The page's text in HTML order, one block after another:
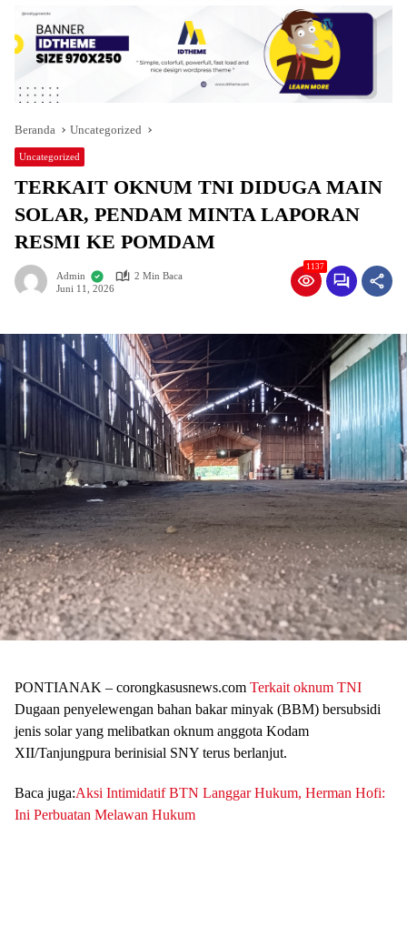
Beranda Uncategorized
Uncategorized
TERKAIT OKNUM TNI DIDUGA MAIN
SOLAR, PENDAM MINTA LAPORAN
RESMI KE POMDAM
Admin
2 Min Baca
Juni 11, 2026
1137
PONTIANAK – corongkasusnews.com Terkait oknum TNI
Dugaan penyelewengan bahan bakar minyak (BBM) bersubsidi
jenis solar yang melibatkan oknum anggota Kodam
XII/Tanjungpura berinisial SNY terus berlanjut.
Baca juga:Aksi Intimidatif BTN Langgar Hukum, Herman Hofi:
Ini Perbuatan Melawan Hukum